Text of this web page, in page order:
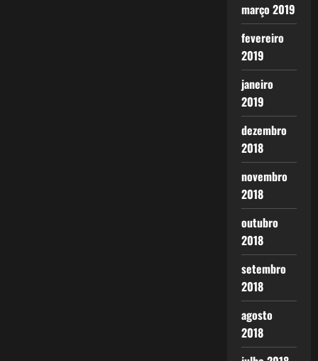
março 2019
fevereiro
2019
janeiro
2019
dezembro
2018
novembro
2018
outubro
2018
setembro
2018
agosto
2018